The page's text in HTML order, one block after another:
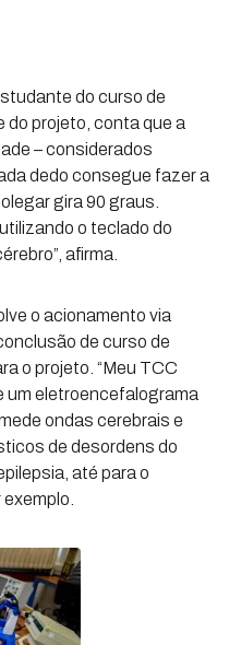
do curso de
projeto, conta que a
– considerados
dedo consegue fazer a
gira 90 graus.
o teclado do
afirma.
o acionamento via
de curso de
o projeto. “Meu TCC
um eletroencefalograma
ondas cerebrais e
de desordens do
até para o